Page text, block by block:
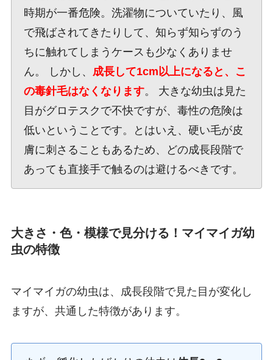
時期が一番危険。洗濯物についていたり、風
で飛ばされてきたりして、知らず知らずのう
ちに触れてしまうケースも少なくありませ
ん。 しかし、 成長して1cm以上になると、こ
の毒針毛はなくなります。 大きな幼虫は見た
目がグロテスクで不快ですが、毒性の危険は
低いということです。とはいえ、硬い毛が皮
膚に刺さることもあるため、どの成長段階で
あっても直接手で触るのは避けるべきです。
大きさ・色・模様で見分ける！マイマイガ幼
虫の特徴
マイマイガの幼虫は、成長段階で見た目が変化し
ますが、共通した特徴があります。